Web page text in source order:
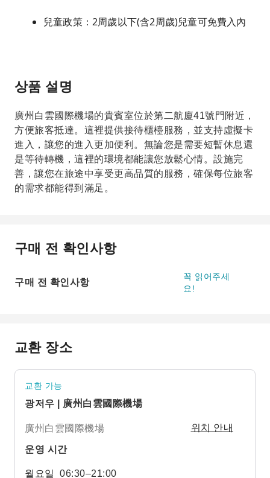
兒童政策：2周歲以下(含2周歲)兒童可免費入內
상품 설명
廣州白雲國際機場的貴賓室位於第二航廈41號門附近，
方便旅客抵達。這裡提供接待櫃檯服務，並支持虛擬卡
進入，讓您的進入更加便利。無論您是需要短暫休息還
是等待轉機，這裡的環境都能讓您放鬆心情。設施完
善，讓您在旅途中享受更高品質的服務，確保每位旅客
的需求都能得到滿足。
구매 전 확인사항
구매 전 확인사항
꼭 읽어주세
요!
교환 장소
교환 가능
광저우 | 廣州白雲國際機場
廣州白雲國際機場 위치 안내
운영 시간
월요일
06:30–21:00